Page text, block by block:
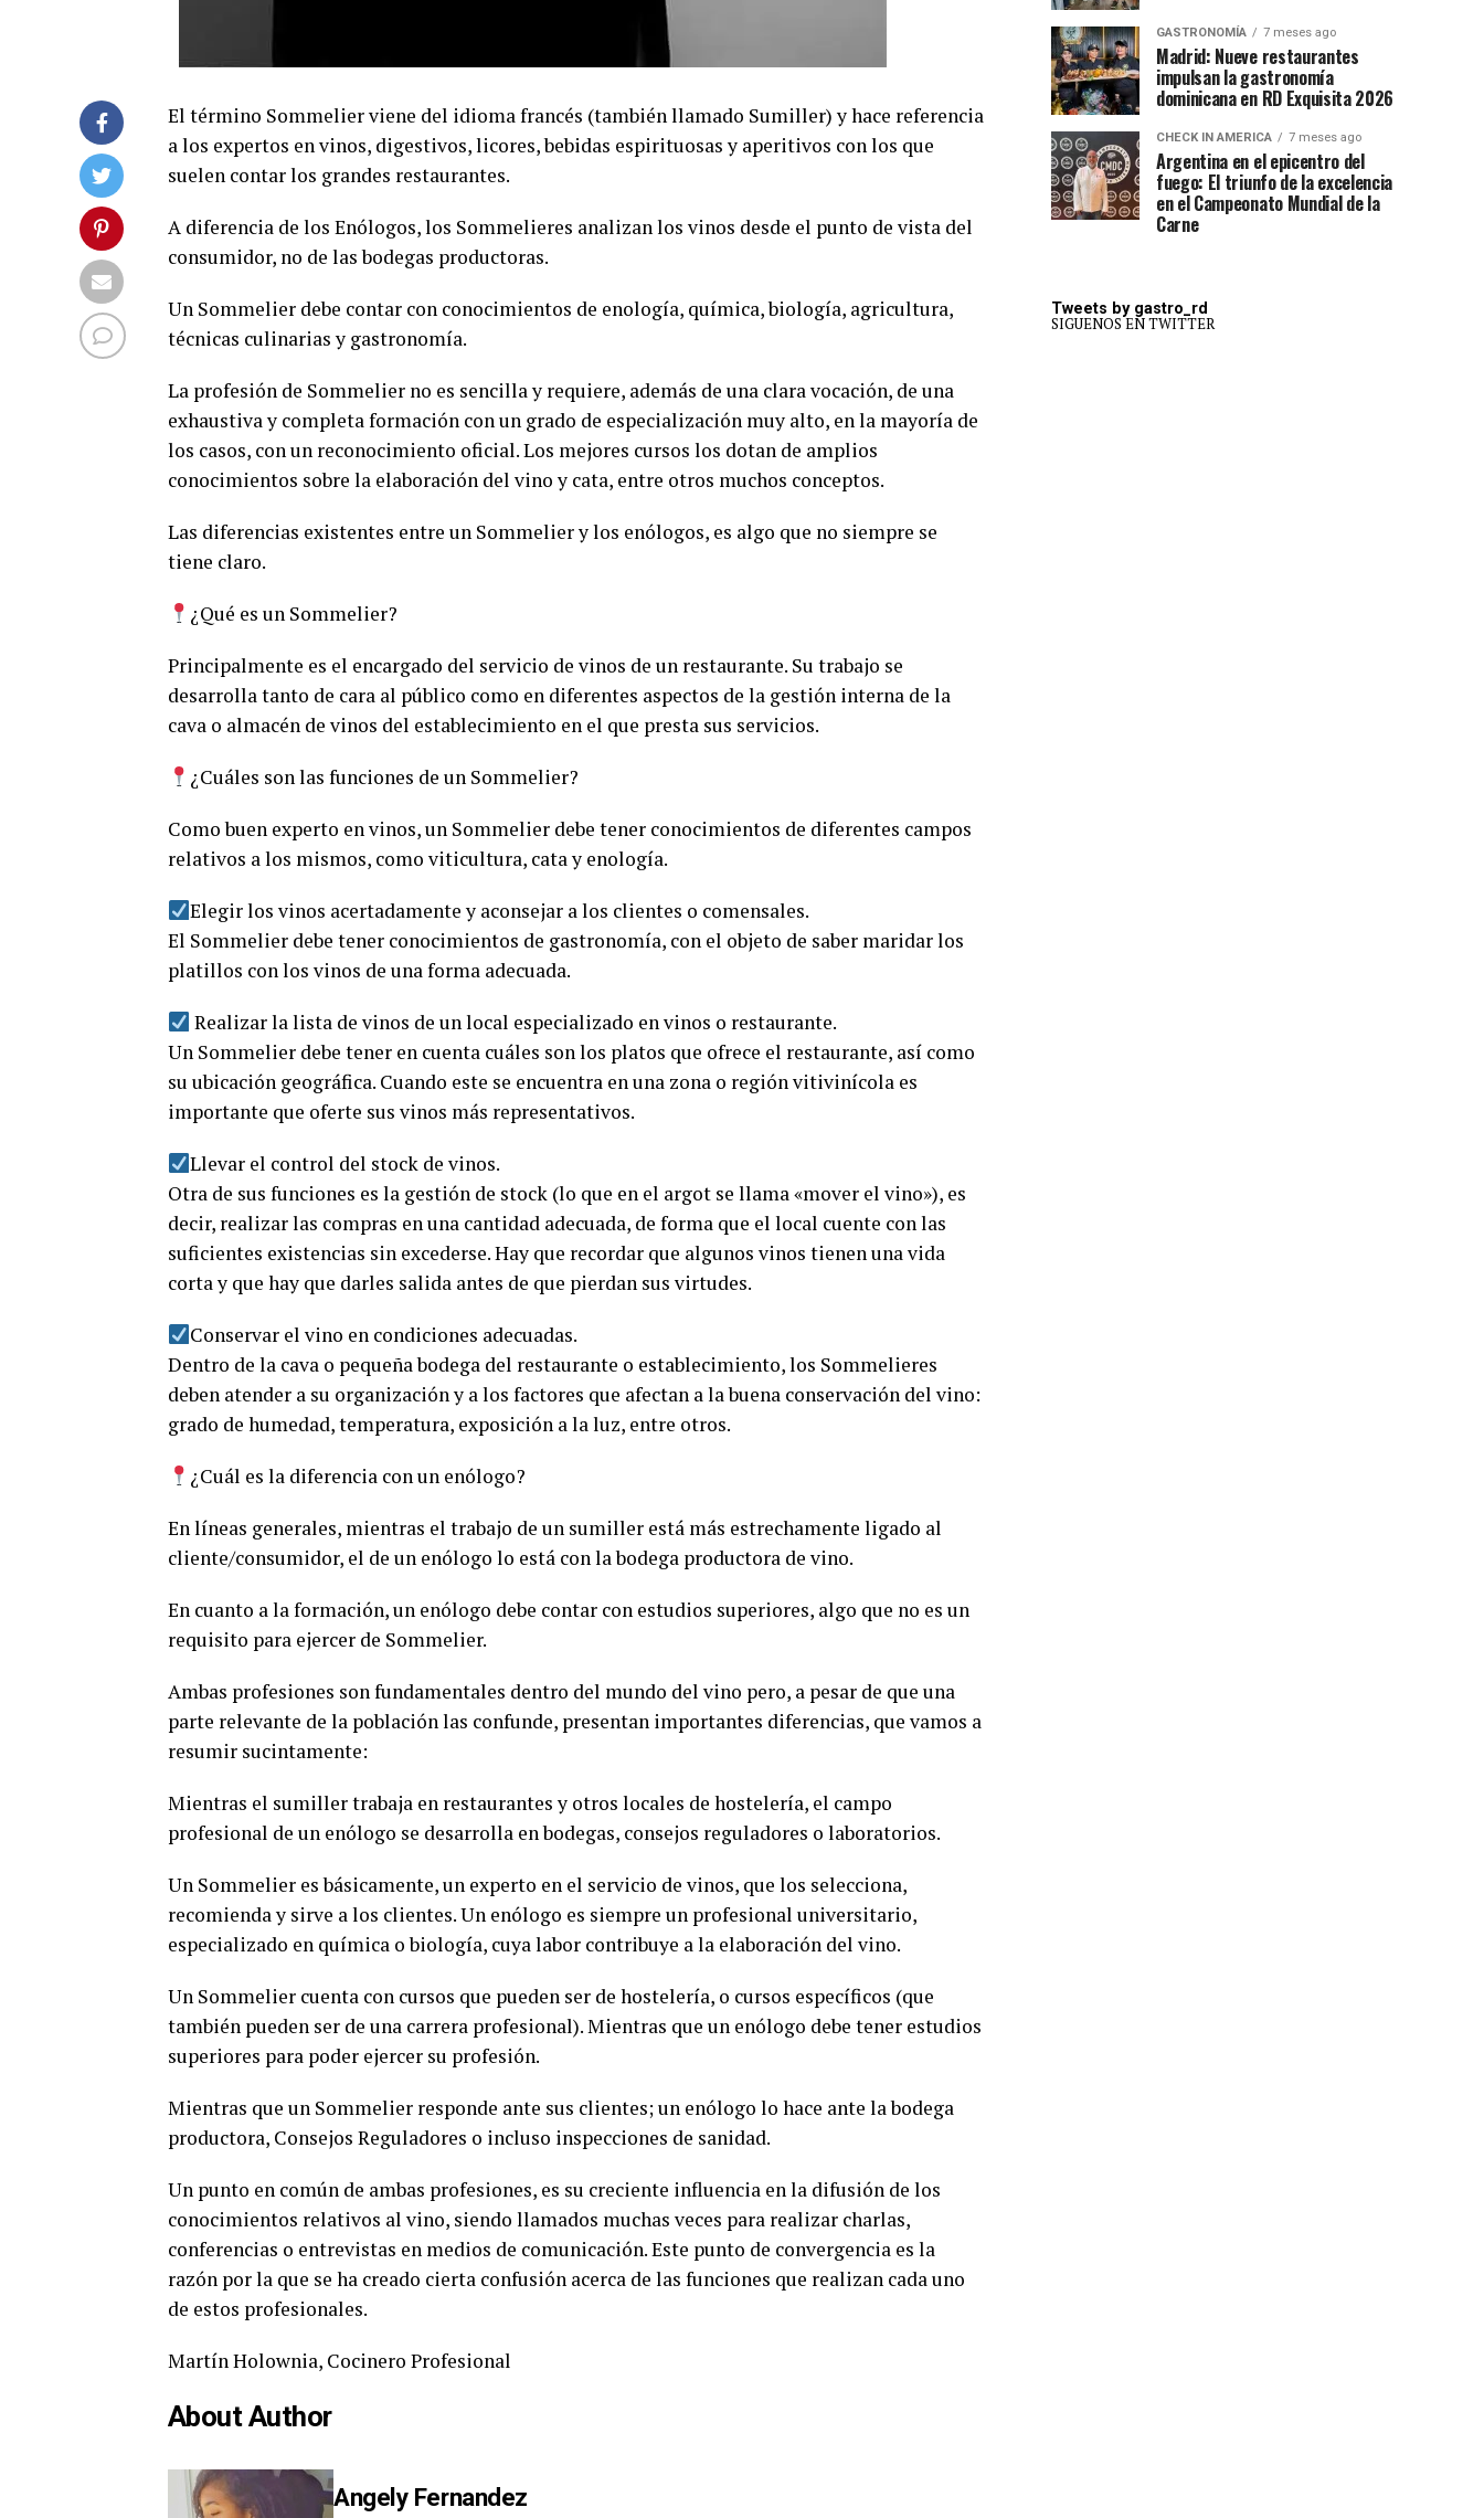
El término Sommelier viene del idioma francés (también llamado Sumiller) y hace referencia
a los expertos en vinos, digestivos, licores, bebidas espirituosas y aperitivos con los que
suelen contar los grandes restaurantes.
A diferencia de los Enólogos, los Sommelieres analizan los vinos desde el punto de vista del
consumidor, no de las bodegas productoras.
Un Sommelier debe contar con conocimientos de enología, química, biología, agricultura,
técnicas culinarias y gastronomía.
La profesión de Sommelier no es sencilla y requiere, además de una clara vocación, de una
exhaustiva y completa formación con un grado de especialización muy alto, en la mayoría de
los casos, con un reconocimiento oficial. Los mejores cursos los dotan de amplios
conocimientos sobre la elaboración del vino y cata, entre otros muchos conceptos.
Las diferencias existentes entre un Sommelier y los enólogos, es algo que no siempre se
tiene claro.
¿Qué es un Sommelier?
Principalmente es el encargado del servicio de vinos de un restaurante. Su trabajo se
desarrolla tanto de cara al público como en diferentes aspectos de la gestión interna de la
cava o almacén de vinos del establecimiento en el que presta sus servicios.
¿Cuáles son las funciones de un Sommelier?
Como buen experto en vinos, un Sommelier debe tener conocimientos de diferentes campos
relativos a los mismos, como viticultura, cata y enología.
Elegir los vinos acertadamente y aconsejar a los clientes o comensales.
El Sommelier debe tener conocimientos de gastronomía, con el objeto de saber maridar los
platillos con los vinos de una forma adecuada.
Realizar la lista de vinos de un local especializado en vinos o restaurante.
Un Sommelier debe tener en cuenta cuáles son los platos que ofrece el restaurante, así como
su ubicación geográfica. Cuando este se encuentra en una zona o región vitivinícola es
importante que oferte sus vinos más representativos.
Llevar el control del stock de vinos.
Otra de sus funciones es la gestión de stock (lo que en el argot se llama «mover el vino»), es
decir, realizar las compras en una cantidad adecuada, de forma que el local cuente con las
suficientes existencias sin excederse. Hay que recordar que algunos vinos tienen una vida
corta y que hay que darles salida antes de que pierdan sus virtudes.
Conservar el vino en condiciones adecuadas.
Dentro de la cava o pequeña bodega del restaurante o establecimiento, los Sommelieres
deben atender a su organización y a los factores que afectan a la buena conservación del vino:
grado de humedad, temperatura, exposición a la luz, entre otros.
¿Cuál es la diferencia con un enólogo?
En líneas generales, mientras el trabajo de un sumiller está más estrechamente ligado al
cliente/consumidor, el de un enólogo lo está con la bodega productora de vino.
En cuanto a la formación, un enólogo debe contar con estudios superiores, algo que no es un
requisito para ejercer de Sommelier.
Ambas profesiones son fundamentales dentro del mundo del vino pero, a pesar de que una
parte relevante de la población las confunde, presentan importantes diferencias, que vamos a
resumir sucintamente:
Mientras el sumiller trabaja en restaurantes y otros locales de hostelería, el campo
profesional de un enólogo se desarrolla en bodegas, consejos reguladores o laboratorios.
Un Sommelier es básicamente, un experto en el servicio de vinos, que los selecciona,
recomienda y sirve a los clientes. Un enólogo es siempre un profesional universitario,
especializado en química o biología, cuya labor contribuye a la elaboración del vino.
Un Sommelier cuenta con cursos que pueden ser de hostelería, o cursos específicos (que
también pueden ser de una carrera profesional). Mientras que un enólogo debe tener estudios
superiores para poder ejercer su profesión.
Mientras que un Sommelier responde ante sus clientes; un enólogo lo hace ante la bodega
productora, Consejos Reguladores o incluso inspecciones de sanidad.
Un punto en común de ambas profesiones, es su creciente influencia en la difusión de los
conocimientos relativos al vino, siendo llamados muchas veces para realizar charlas,
conferencias o entrevistas en medios de comunicación. Este punto de convergencia es la
razón por la que se ha creado cierta confusión acerca de las funciones que realizan cada uno
de estos profesionales.
Martín Holownia, Cocinero Profesional
About Author
Angely Fernandez
GASTRONOMÍA 7 meses ago
Madrid: Nueve restaurantes
impulsan la gastronomía
dominicana en RD Exquisita 2026
CHECK IN AMERICA 7 meses ago
Argentina en el epicentro del
fuego: El triunfo de la excelencia
en el Campeonato Mundial de la
Carne
Tweets by gastro_rd
SIGUENOS EN TWITTER